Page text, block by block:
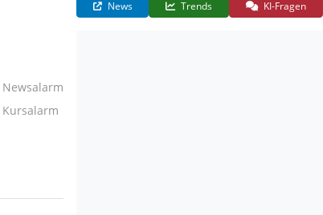
Newsalarm
Kursalarm
News Trends KI-Fragen